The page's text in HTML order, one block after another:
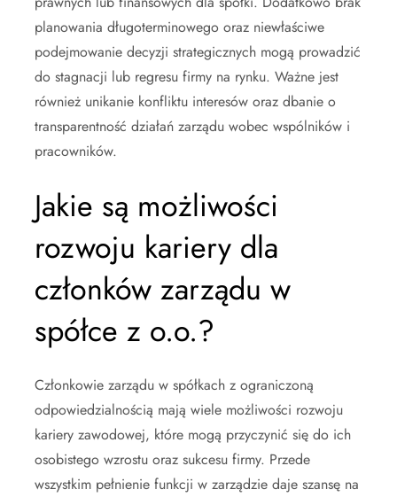
planowania długoterminowego oraz niewłaściwe
podejmowanie decyzji strategicznych mogą prowadzić
do stagnacji lub regresu firmy na rynku. Ważne jest
również unikanie konfliktu interesów oraz dbanie o
transparentność działań zarządu wobec wspólników i
pracowników.
Jakie są możliwości
rozwoju kariery dla
członków zarządu w
spółce z o.o.?
Członkowie zarządu w spółkach z ograniczoną
odpowiedzialnością mają wiele możliwości rozwoju
kariery zawodowej, które mogą przyczynić się do ich
osobistego wzrostu oraz sukcesu firmy. Przede
wszystkim pełnienie funkcji w zarządzie daje szansę na